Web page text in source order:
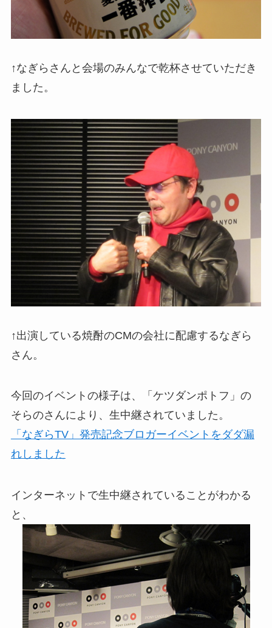
↑なぎらさんと会場のみんなで乾杯させていただき
ました。
↑出演している焼酎のCMの会社に配慮するなぎら
さん。
今回のイベントの様子は、「ケツダンポトフ」の
そらのさんにより、生中継されていました。
「なぎらTV」発売記念ブロガーイベントをダダ漏
れしました
インターネットで生中継されていることがわかる
と、